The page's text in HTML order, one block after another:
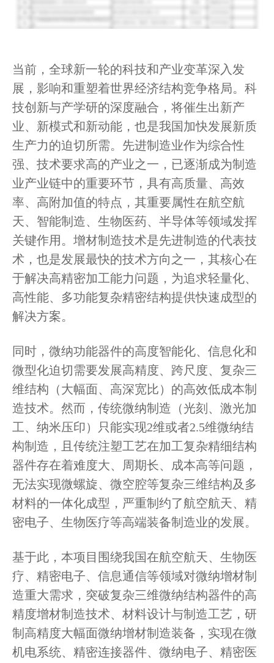
当前，全球新一轮的科技和产业变革深入发
展，影响和重塑着世界经济结构竞争格局。科
技创新与产学研的深度融合，将催生出新产
业、新模式和新动能，也是我国加快发展新质
生产力的迫切所需。先进制造业作为综合性
强、技术要求高的产业之一，已逐渐成为制造
业产业链中的重要环节，具有高质量、高效
率、高附加值的特点，其重要属性在航空航
天、智能制造、生物医药、半导体等领域发挥
关键作用。增材制造技术是先进制造的代表技
术，也是发展最快的技术方向之一，其核心在
于解决高精密加工能力问题，为追求轻量化、
高性能、多功能复杂精密结构提供快速成型的
解决方案。
同时，微纳功能器件的高度智能化、信息化和
微型化迫切需要发展高精度、跨尺度、复杂三
维结构（大幅面、高深宽比）的高效低成本制
造技术。然而，传统微纳制造（光刻、激光加
工、纳米压印）只能实现2维或者2.5维微纳结
构制造，且传统注塑工艺在加工复杂精细结构
器件存在着难度大、周期长、成本高等问题，
无法实现微螺旋、微空腔等复杂三维结构及多
材料的一体化成型，严重制约了航空航天、精
密电子、生物医疗等高端装备制造业的发展。
基于此，本项目围绕我国在航空航天、生物医
疗、精密电子、信息通信等领域对微纳增材制
造重大需求，突破复杂三维微纳结构器件的高
精度增材制造技术、材料设计与制造工艺，研
制高精度大幅面微纳增材制造装备，实现在微
机电系统、精密连接器件、微纳电子、精密医